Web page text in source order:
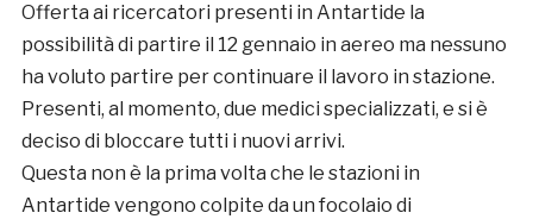
Offerta ai ricercatori presenti in Antartide la
possibilità di partire il 12 gennaio in aereo ma nessuno
ha voluto partire per continuare il lavoro in stazione.
Presenti, al momento, due medici specializzati, e si è
deciso di bloccare tutti i nuovi arrivi.
Questa non è la prima volta che le stazioni in
Antartide vengono colpite da un focolaio di